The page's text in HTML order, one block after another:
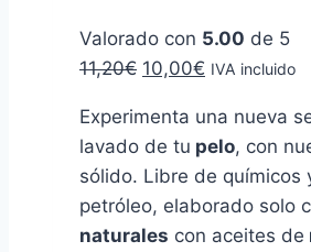
Valorado con 5.00 de 5
11,20€ El
original
era:
11,20€.
10,00€ El
actual
es:
10,00€.
IVA incluido
Experimenta una nueva
lavado de tu pelo, con
sólido. Libre de químicos
petróleo, elaborado solo
naturales con aceites de